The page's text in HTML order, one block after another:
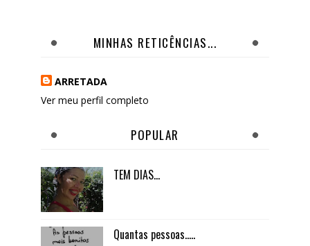
MINHAS RETICÊNCIAS...
ARRETADA
Ver meu perfil completo
POPULAR
TEM DIAS...
Quantas pessoas.....